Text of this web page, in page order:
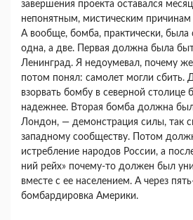
завершения проекта оставался
непонятным, мистическим причинам
А вообще, бомба, практически, была
одна, а две. Первая должна была
Ленинград. Я недоумевал, почему
потом понял: самолет могли сбить.
взорвать бомбу в се­верной
надежнее. Вторая бомба должна
Лондон, — де­монстрация силы, так
западному сообществу. Потом
истреб­ление народов России, а
ний рейх» почему-то должен был
вместе с ее населением. А через
бомбардировка Америки.